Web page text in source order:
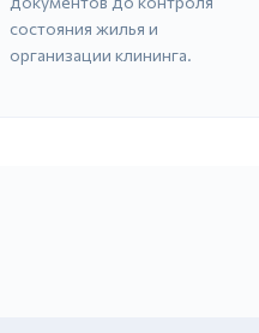
состояния жилья и
организации клининга.